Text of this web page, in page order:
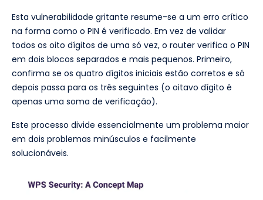
Esta vulnerabilidade gritante resume-se a um erro crítico
na forma como o PIN é verificado. Em vez de validar
todos os oito dígitos de uma só vez, o router verifica o PIN
em dois blocos separados e mais pequenos. Primeiro,
confirma se os quatro dígitos iniciais estão corretos e só
depois passa para os três seguintes (o oitavo dígito é
apenas uma soma de verificação).
Este processo divide essencialmente um problema maior
em dois problemas minúsculos e facilmente
solucionáveis.